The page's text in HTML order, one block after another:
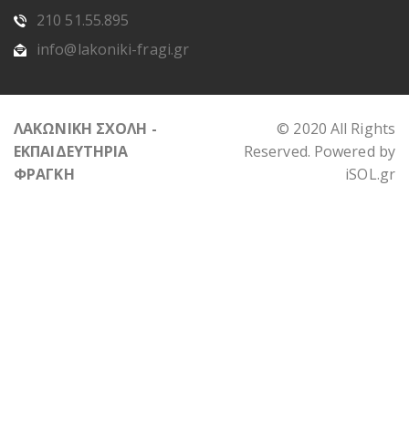
210 51.55.895
info@lakoniki-fragi.gr
ΛΑΚΩΝΙΚΗ ΣΧΟΛΗ -
ΕΚΠΑΙΔΕΥΤΗΡΙΑ
ΦΡΑΓΚΗ
© 2020 All Rights
Reserved. Powered by
iSOL.gr